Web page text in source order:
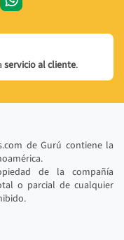
servicio al cliente.
de Gurú contiene la
de la compañía
o parcial de cualquier